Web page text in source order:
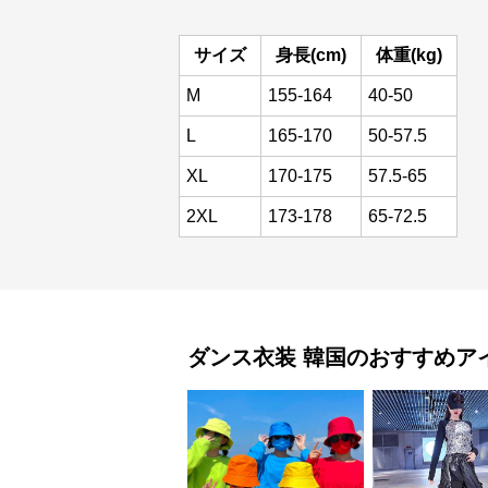
サイズ 身長(cm) 体重(kg)
M 155-164 40-50
L 165-170 50-57.5
XL 170-175 57.5-65
2XL 173-178 65-72.5
ダンス衣装 韓国のおすすめア